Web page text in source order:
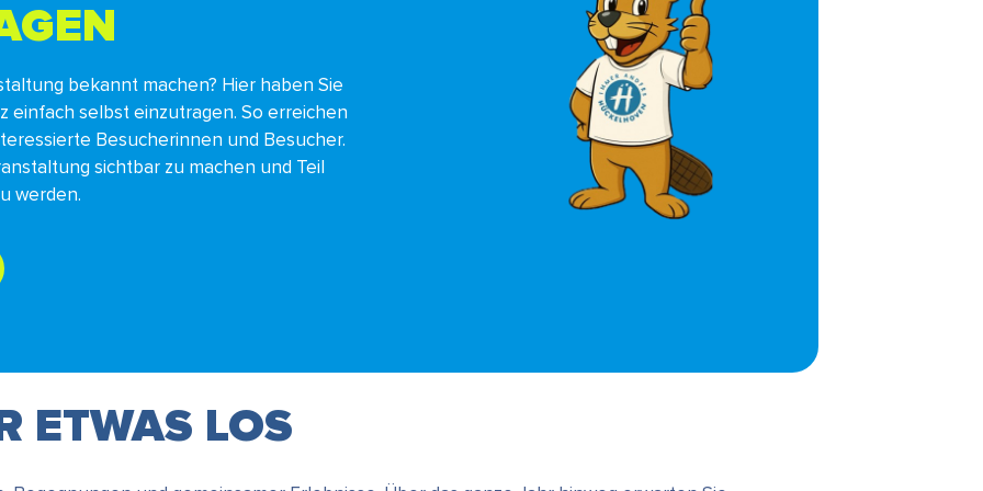
bekannt machen? Hier haben Sie
einfach selbst einzutragen. So erreichen
Besucherinnen und Besucher.
sichtbar zu machen und Teil
werden.
ETWAS LOS